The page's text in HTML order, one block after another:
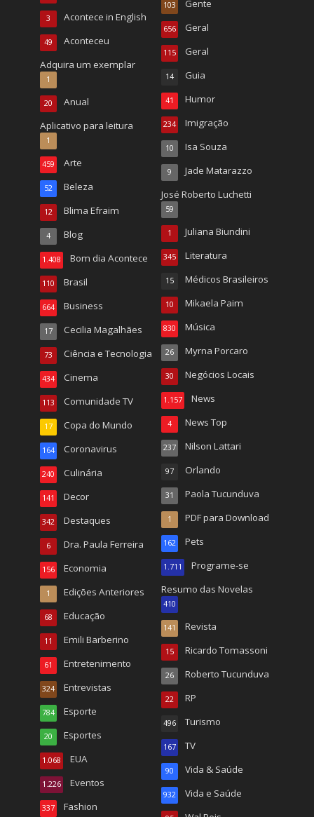
Acontece in English
3
Aconteceu
49
Adquira um exemplar
1
Anual
20
Aplicativo para leitura
1
Arte
459
Beleza
52
Blima Efraim
12
Blog
4
Bom dia Acontece
1.408
Brasil
110
Business
664
Cecilia Magalhães
17
Ciência e Tecnologia
73
Cinema
434
Comunidade TV
113
Copa do Mundo
17
Coronavirus
164
Culinária
240
Decor
141
Destaques
342
Dra. Paula Ferreira
6
Economia
156
Edições Anteriores
1
Educação
68
Emili Barberino
11
Entretenimento
61
Entrevistas
324
Esporte
784
Esportes
20
EUA
1.068
Eventos
1.226
Fashion
337
Gente
103
Geral
656
Geral
115
Guia
14
Humor
41
Imigração
234
Isa Souza
10
Jade Matarazzo
9
José Roberto Luchetti
59
Juliana Biundini
1
Literatura
345
Médicos Brasileiros
15
Mikaela Paim
10
Música
830
Myrna Porcaro
26
Negócios Locais
30
News
1.157
News Top
4
Nilson Lattari
237
Orlando
97
Paola Tucunduva
31
PDF para Download
1
Pets
162
Programe-se
1.711
Resumo das Novelas
410
Revista
141
Ricardo Tomassoni
15
Roberto Tucunduva
26
RP
22
Turismo
496
TV
167
Vida & Saúde
90
Vida e Saúde
932